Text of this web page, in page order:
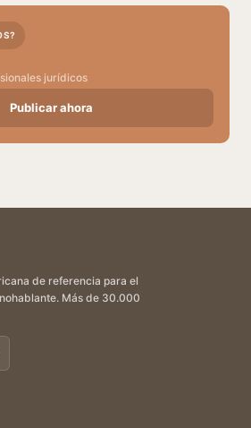
jurídicos
Publicar ahora
de referencia para el
Más de 30.000